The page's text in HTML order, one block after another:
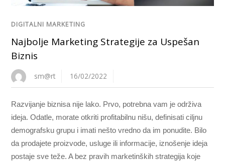
DIGITALNI MARKETING
Najbolje Marketing Strategije za Uspešan
Biznis
sm@rt 16/02/2022
Razvijanje biznisa nije lako. Prvo, potrebna vam je održiva
ideja. Odatle, morate otkriti profitabilnu nišu, definisati ciljnu
demografsku grupu i imati nešto vredno da im ponudite. Bilo
da prodajete proizvode, usluge ili informacije, iznošenje ideja
postaje sve teže. A bez pravih marketinških strategija koje